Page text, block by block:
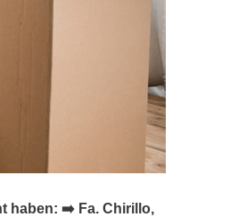
haben: ➡️ Fa. Chirillo,